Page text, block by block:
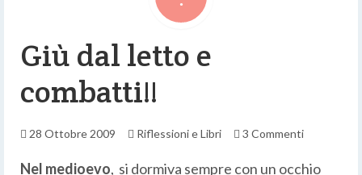
Giù dal letto e
combatti!!
28 Ottobre 2009 Riflessioni e Libri 3 Commenti
Nel medioevo, si dormiva sempre con un occhio